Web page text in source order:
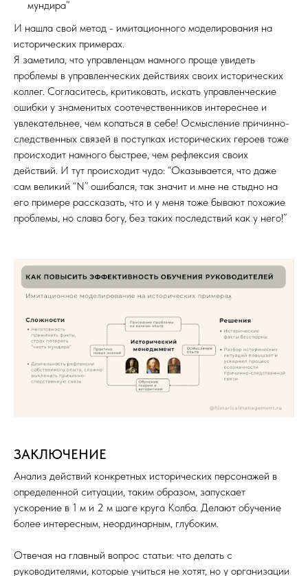
мундира”
И нашла свой метод - имитационного моделирования на
исторических примерах.
Я заметила, что управленцам намного проще увидеть
проблемы в управленческих действиях своих исторических
коллег. Согласитесь, критиковать, искать управленческие
ошибки у знаменитых соотечественников интереснее и
увлекательнее, чем копаться в себе! Осмысление причинно-
следственных связей в поступках исторических героев тоже
происходит намного быстрее, чем рефлексия своих
действий. И тут происходит чудо: “Оказывается, что даже
сам великий “N” ошибался, так значит и мне не стыдно на
его примере рассказать, что и у меня тоже бывают похожие
проблемы, но слава богу, без таких последствий как у него!”
ЗАКЛЮЧЕНИЕ
Анализ действий конкретных исторических персонажей в
определенной ситуации, таким образом, запускает
ускорение в 1 м и 2 м шаге круга Колба. Делают обучение
более интересным, неординарным, глубоким.
Отвечая на главный вопрос статьи: что делать с
руководителями, которые учиться не хотят, но у организации